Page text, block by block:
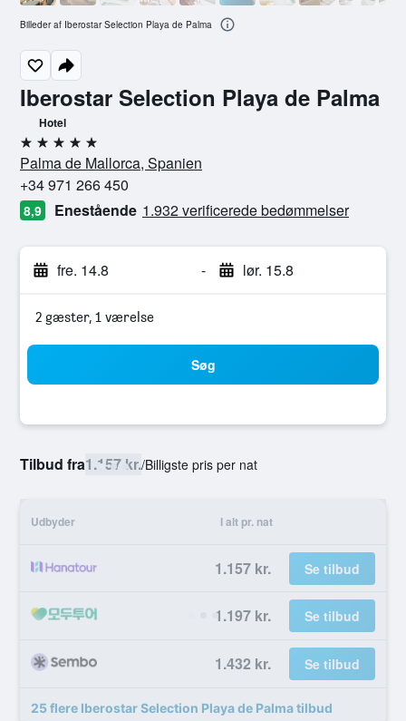
Iberostar Selection Playa de Palma
Hotel
5 stjerner
Palma de Mallorca, Spanien
+34 971 266 450
8,9 Enestående 1.932 verificerede bedømmelser
fre. 14.8 - lør. 15.8
2 gæster, 1 værelse
Søg
Tilbud fra1.157 kr./Billigste pris per nat
Udbyder I alt pr. nat
1.157 kr. Se tilbud
1.197 kr. Se tilbud
1.432 kr. Se tilbud
25 flere Iberostar Selection Playa de Palma tilbud
Billeder af Iberostar Selection Playa de Palma